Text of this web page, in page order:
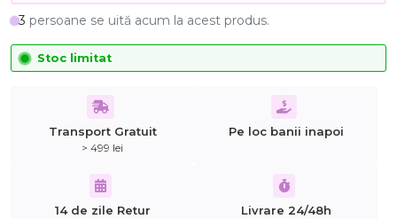
3 persoane se uită acum la acest produs.
Stoc limitat
Transport Gratuit
> 499 lei
Pe loc banii inapoi
14 de zile Retur Livrare 24/48h